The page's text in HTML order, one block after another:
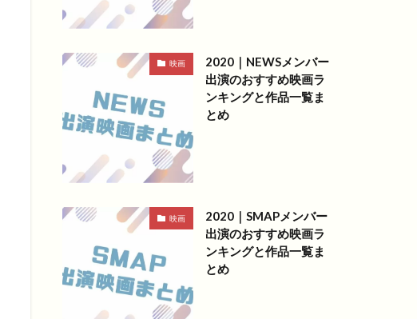
映画
2020｜NEWSメンバー
出演のおすすめ映画ラ
ンキングと作品一覧ま
とめ
映画
2020｜SMAPメンバー
出演のおすすめ映画ラ
ンキングと作品一覧ま
とめ